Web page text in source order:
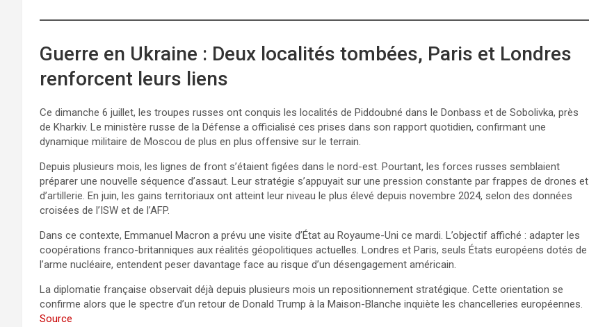
Guerre en Ukraine : Deux localités tombées, Paris et Londres
renforcent leurs liens
Ce dimanche 6 juillet, les troupes russes ont conquis les localités de Piddoubné dans le Donbass et de Sobolivka, près
de Kharkiv. Le ministère russe de la Défense a officialisé ces prises dans son rapport quotidien, confirmant une
dynamique militaire de Moscou de plus en plus offensive sur le terrain.
Depuis plusieurs mois, les lignes de front s’étaient figées dans le nord-est. Pourtant, les forces russes semblaient
préparer une nouvelle séquence d’assaut. Leur stratégie s’appuyait sur une pression constante par frappes de drones et
d’artillerie. En juin, les gains territoriaux ont atteint leur niveau le plus élevé depuis novembre 2024, selon des données
croisées de l’ISW et de l’AFP.
Dans ce contexte, Emmanuel Macron a prévu une visite d’État au Royaume-Uni ce mardi. L’objectif affiché : adapter les
coopérations franco-britanniques aux réalités géopolitiques actuelles. Londres et Paris, seuls États européens dotés de
l’arme nucléaire, entendent peser davantage face au risque d’un désengagement américain.
La diplomatie française observait déjà depuis plusieurs mois un repositionnement stratégique. Cette orientation se
confirme alors que le spectre d’un retour de Donald Trump à la Maison-Blanche inquiète les chancelleries européennes.
Source